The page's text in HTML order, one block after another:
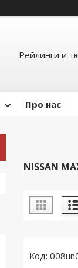
Рейлинги и
Про нас
NISSAN